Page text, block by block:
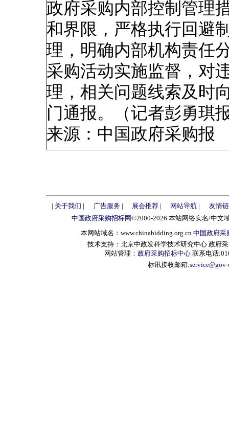
政府采购内部控制管理
和界限，严格执行回避
理，明确内部机构责任
采购活动实施监督，对
理，相关问题线索及时
门通报。（记者彭勇琪
来源：中国政府采购报
| 关于我们 | 广告服务| 展会推荐| 网站导航 |
友情
中国政府采购招标网©2000-2026 本站网络实名/中文
本网站域名：www.chinabidding.org.cn 中国政府采
技术支持：北京中政发科学技术研究中心 政府
网站管理： 政府采购招标中心 联系电话
标讯接收邮箱: